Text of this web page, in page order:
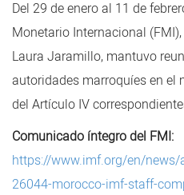
Del 29 de enero al 11 de
Monetario Internacional
Laura Jaramillo, mantuvo
autoridades marroquíes en el
del Artículo IV
Comunicado íntegro del FMI:
https://www.imf.org/en/
26044-morocco-imf-staff-